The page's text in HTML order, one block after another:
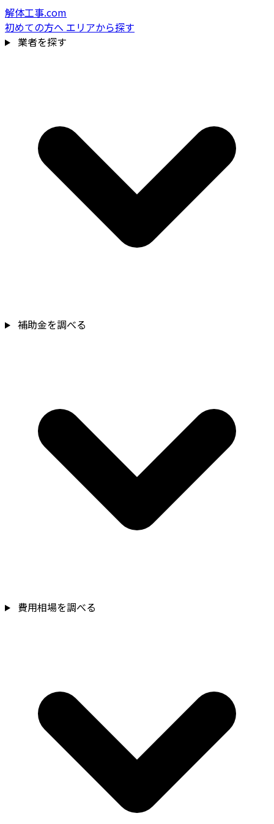
解体工事.com
初めての方へ エリアから探す
業者を探す
補助金を調べる
費用相場を調べる